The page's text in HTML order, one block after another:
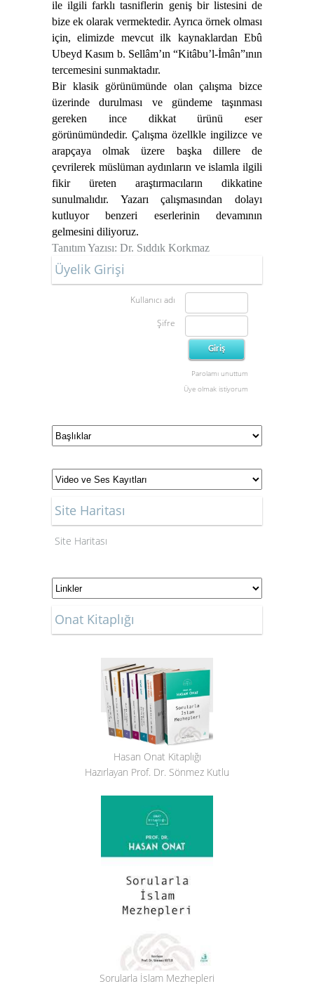
ile ilgili farklı tasniflerin geniş bir listesini de
bize ek olarak vermektedir. Ayrıca örnek olması
için, elimizde mevcut ilk kaynaklardan Ebû
Ubeyd Kasım b. Sellâm’ın “Kitâbu’l-İmân”ının
tercemesini sunmaktadır.
Bir klasik görünümünde olan çalışma bizce
üzerinde durulması ve gündeme taşınması
gereken ince dikkat ürünü eser
görünümündedir. Çalışma özellkle ingilizce ve
arapçaya olmak üzere başka dillere de
çevrilerek müslüman aydınların ve islamla ilgili
fikir üreten araştırmacıların dikkatine
sunulmalıdır. Yazarı çalışmasından dolayı
kutluyor benzeri eserlerinin devamının
gelmesini diliyoruz.
Tanıtım Yazısı: Dr. Sıddık Korkmaz
Üyelik Girişi
Kullanıcı adı
Şifre
Parolamı unuttum
Üye olmak istiyorum
Site Haritası
Site Haritası
Onat Kitaplığı
Hasan Onat Kitaplığı
Hazırlayan Prof. Dr. Sönmez Kutlu
Sorularla İslam Mezhepleri